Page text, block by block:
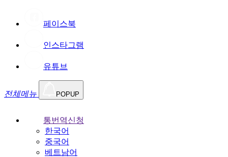
페이스북
인스타그램
유튜브
전체메뉴 POPUP
통번역신청
한국어
중국어
베트남어